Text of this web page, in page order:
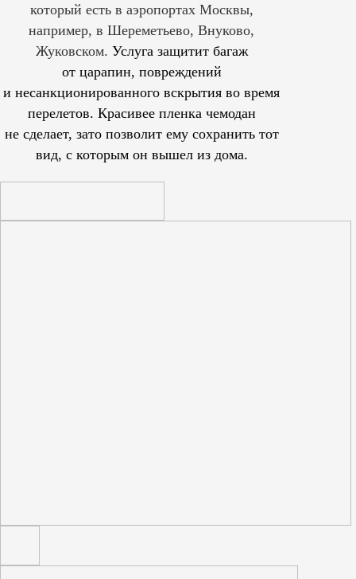
который есть в аэропортах Москвы,
например, в Шереметьево, Внуково,
Жуковском. Услуга защитит багаж
от царапин, повреждений
и несанкционированного вскрытия во время
перелетов. Красивее пленка чемодан
не сделает, зато позволит ему сохранить тот
вид, с которым он вышел из дома.